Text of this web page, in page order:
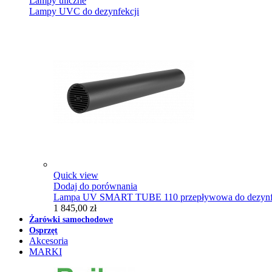
Lampy UVC do dezynfekcji
Quick view
Dodaj do porównania
Lampa UV SMART TUBE 110 przepływowa do
1 845,00 zł
Żarówki samochodowe
Osprzęt
Akcesoria
MARKI